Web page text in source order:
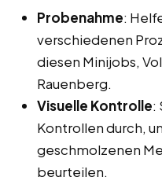
Probenahme:
verschiedenen
diesen Minijobs,
Rauenberg.
Visuelle Kontrolle:
Kontrollen durch,
geschmolzenen
beurteilen.